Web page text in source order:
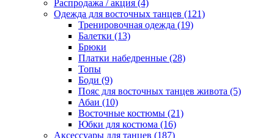
Распродажа / акция (4)
Одежда для восточных танцев (121)
Тренировочная одежда (19)
Балетки (13)
Брюки
Платки набедренные (28)
Топы
Боди (9)
Пояс для восточных танцев живота (5)
Абаи (10)
Восточные костюмы (21)
Юбки для костюма (16)
Аксессуары для танцев (187)